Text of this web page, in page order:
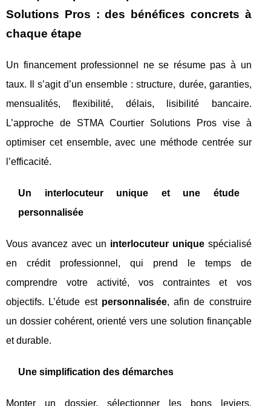
Solutions Pros : des bénéfices concrets à
chaque étape
Un financement professionnel ne se résume pas à un
taux. Il s’agit d’un ensemble : structure, durée, garanties,
mensualités, flexibilité, délais, lisibilité bancaire.
L’approche de STMA Courtier Solutions Pros vise à
optimiser cet ensemble, avec une méthode centrée sur
l’efficacité.
Un interlocuteur unique et une étude
personnalisée
Vous avancez avec un interlocuteur uniquespécialisé
en crédit professionnel, qui prend le temps de
comprendre votre activité, vos contraintes et vos
objectifs. L’étude est personnalisée, afin de construire
un dossier cohérent, orienté vers une solution finançable
et durable.
Une simplification des démarches
Monter un dossier, sélectionner les bons leviers,